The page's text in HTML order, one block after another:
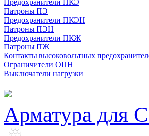
Предохранители ПКЭ
Патроны ПЭ
Предохранители ПКЭН
Патроны ПЭН
Предохранители ПКЖ
Патроны ПЖ
Контакты высоковольтных
Ограничители ОПН
Выключатели нагрузки
Арматура для